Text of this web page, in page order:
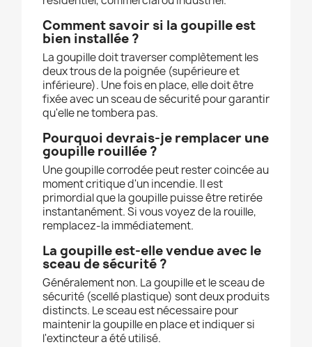
Comment savoir si la goupille est
bien installée ?
La goupille doit traverser complètement les
deux trous de la poignée (supérieure et
inférieure). Une fois en place, elle doit être
fixée avec un sceau de sécurité pour garantir
qu'elle ne tombera pas.
Pourquoi devrais-je remplacer une
goupille rouillée ?
Une goupille corrodée peut rester coincée au
moment critique d'un incendie. Il est
primordial que la goupille puisse être retirée
instantanément. Si vous voyez de la rouille,
remplacez-la immédiatement.
La goupille est-elle vendue avec le
sceau de sécurité ?
Généralement non. La goupille et le sceau de
sécurité (scellé plastique) sont deux produits
distincts. Le sceau est nécessaire pour
maintenir la goupille en place et indiquer si
l'extincteur a été utilisé.